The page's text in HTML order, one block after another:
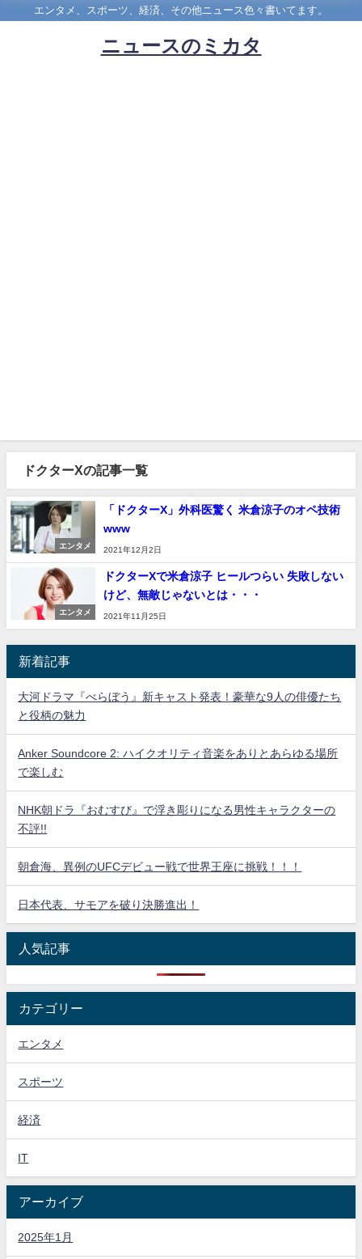
エンタメ、スポーツ、経済、その他ニュース色々書いてます。
ニュースのミカタ
ドクターXの記事一覧
エンタメ
「ドクターX」外科医驚く 米倉涼子のオペ技術
www
2021年12月2日
エンタメ
ドクターXで米倉涼子 ヒールつらい 失敗しない
けど、無敵じゃないとは・・・
2021年11月25日
新着記事
大河ドラマ『べらぼう』新キャスト発表！豪華な9人の俳優たち
と役柄の魅力
Anker Soundcore 2: ハイクオリティ音楽をありとあらゆる場所
で楽しむ
NHK朝ドラ『おむすび』で浮き彫りになる男性キャラクターの
不評!!
朝倉海、異例のUFCデビュー戦で世界王座に挑戦！！！
日本代表、サモアを破り決勝進出！
人気記事
カテゴリー
エンタメ
スポーツ
経済
IT
アーカイブ
2025年1月